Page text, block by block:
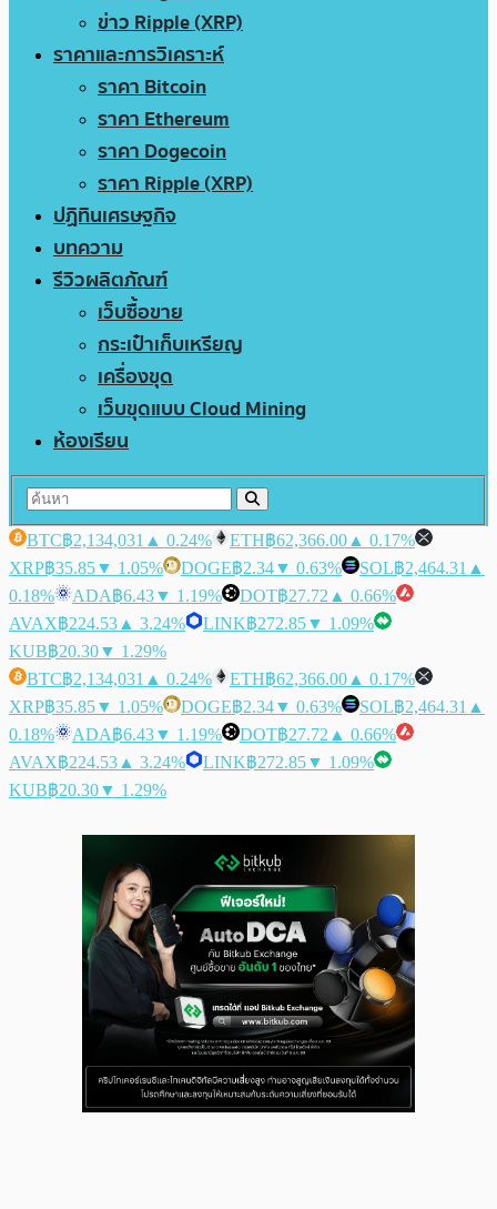
ข่าว Ripple (XRP)
ราคาและการวิเคราะห์
ราคา Bitcoin
ราคา Ethereum
ราคา Dogecoin
ราคา Ripple (XRP)
ปฏิทินเศรษฐกิจ
บทความ
รีวิวผลิตภัณฑ์
เว็บซื้อขาย
กระเป๋าเก็บเหรียญ
เครื่องขุด
เว็บขุดแบบ Cloud Mining
ห้องเรียน
BTC฿2,134,031 ▲ 0.24% ETH฿62,366.00 ▲ 0.17%
XRP฿35.85▼ 1.05% DOGE฿2.34▼ 0.63% SOL฿2,464.31 ▲
0.18%
ADA฿6.43▼ 1.19% DOT฿27.72 ▲ 0.66%
AVAX฿224.53 ▲ 3.24% LINK฿272.85▼ 1.09%
KUB฿20.30▼ 1.29%
BTC฿2,134,031 ▲ 0.24% ETH฿62,366.00 ▲ 0.17%
XRP฿35.85▼ 1.05% DOGE฿2.34▼ 0.63% SOL฿2,464.31 ▲
0.18%
ADA฿6.43▼ 1.19% DOT฿27.72 ▲ 0.66%
AVAX฿224.53 ▲ 3.24% LINK฿272.85▼ 1.09%
KUB฿20.30▼ 1.29%